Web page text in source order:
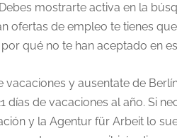
mostrarte activa en la
ofertas de empleo te tienes
qué no te han aceptado en
vacaciones y ausentate de
días de vacaciones al año. Si
y la Agentur für Arbeit lo